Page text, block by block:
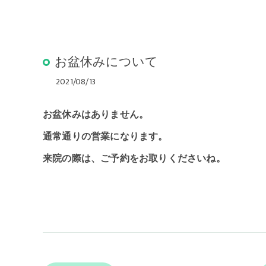
お盆休みについて
2021/08/13
お盆休みはありません。
通常通りの営業になります。
来院の際は、ご予約をお取りくださいね。